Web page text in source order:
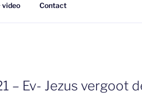
video Contact
– Ev- Jezus vergoot